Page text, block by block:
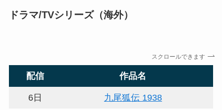
ドラマ/TVシリーズ（海外）
スクロールできます
配信 作品名
6日 九尾狐伝 1938